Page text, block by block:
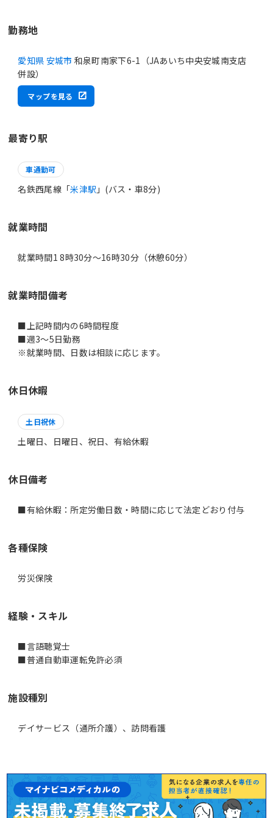
勤務地
愛知県 安城市 和泉町南家下6-1（JAあいち中央安城南支店
併設）
マップを見る
最寄り駅
車通勤可
名鉄西尾線「米津駅 」(バス・車8分)
就業時間
就業時間1 8時30分〜16時30分（休憩60分）
就業時間備考
■上記時間内の6時間程度
■週3～5日勤務
休日休暇
土日祝休
土曜日、日曜日、祝日、有給休暇
休日備考
■有給休暇：所定労働日数・時間に応じて法定どおり付与
各種保険
労災保険
経験・スキル
■言語聴覚士
■普通自動車運転免許必須
施設種別
デイサービス（通所介護）、訪問看護